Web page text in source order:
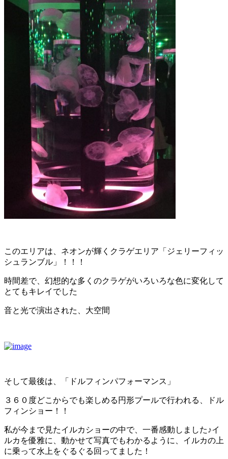
このエリアは、ネオンが輝くクラゲエリア「ジェリーフィッ
シュランブル」！！！
時間差で、幻想的な多くのクラゲがいろいろな色に変化して
とてもキレイでした
音と光で演出された、大空間
そして最後は、「ドルフィンパフォーマンス」
３６０度どこからでも楽しめる円形プールで行われる、ドル
フィンショー！！
私が今まで見たイルカショーの中で、一番感動しました♪イ
ルカを優雅に、動かせて写真でもわかるように、イルカの上
に乗って水上をぐるぐる回ってました！